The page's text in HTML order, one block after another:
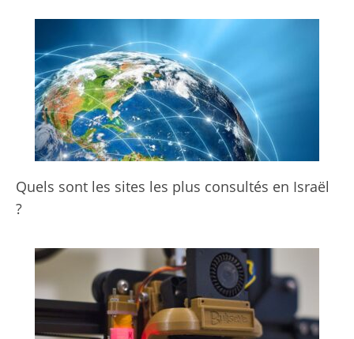
Quels sont les sites les plus consultés en Israël
?